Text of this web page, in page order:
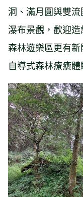
洞、滿月圓與雙
瀑布景觀，歡迎
森林遊樂區更有
自導式森林療癒